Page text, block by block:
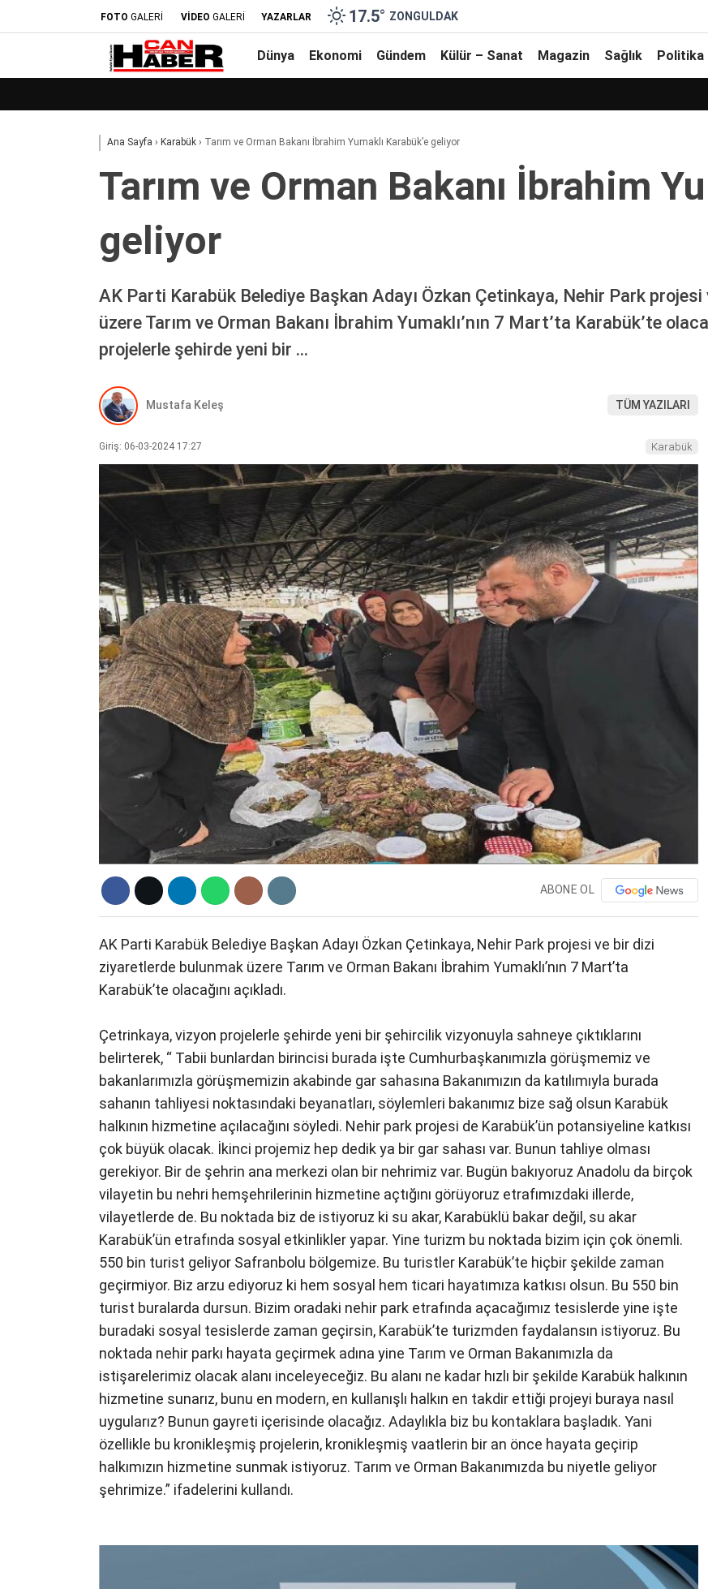
FOTO GALERİ VİDEO GALERİ YAZARLAR 17.5° ZONGULDAK
Dünya Ekonomi Gündem Külür – Sanat Magazin Sağlık Politika
Ana Sayfa › Karabük › Tarım ve Orman Bakanı İbrahim Yumaklı Karabük’e geliyor
Tarım ve Orman Bakanı İbrahim
geliyor
AK Parti Karabük Belediye Başkan Adayı Özkan Çetinkaya, Nehir Park
üzere Tarım ve Orman Bakanı İbrahim Yumaklı’nın 7 Mart’ta Karabük’te
projelerle şehirde yeni bir …
Mustafa Keleş TÜM YAZILARI
Giriş: 06-03-2024 17:27 Karabük
ABONE OL
AK Parti Karabük Belediye Başkan Adayı Özkan Çetinkaya, Nehir Park projesi ve bir dizi
ziyaretlerde bulunmak üzere Tarım ve Orman Bakanı İbrahim Yumaklı’nın 7 Mart’ta
Karabük’te olacağını açıkladı.
Çetrinkaya, vizyon projelerle şehirde yeni bir şehircilik vizyonuyla sahneye çıktıklarını
belirterek, “ Tabii bunlardan birincisi burada işte Cumhurbaşkanımızla görüşmemiz ve
bakanlarımızla görüşmemizin akabinde gar sahasına Bakanımızın da katılımıyla burada
sahanın tahliyesi noktasındaki beyanatları, söylemleri bakanımız bize sağ olsun Karabük
halkının hizmetine açılacağını söyledi. Nehir park projesi de Karabük’ün potansiyeline katkısı
çok büyük olacak. İkinci projemiz hep dedik ya bir gar sahası var. Bunun tahliye olması
gerekiyor. Bir de şehrin ana merkezi olan bir nehrimiz var. Bugün bakıyoruz Anadolu da birçok
vilayetin bu nehri hemşehrilerinin hizmetine açtığını görüyoruz etrafımızdaki illerde,
vilayetlerde de. Bu noktada biz de istiyoruz ki su akar, Karabüklü bakar değil, su akar
Karabük’ün etrafında sosyal etkinlikler yapar. Yine turizm bu noktada bizim için çok önemli.
550 bin turist geliyor Safranbolu bölgemize. Bu turistler Karabük’te hiçbir şekilde zaman
geçirmiyor. Biz arzu ediyoruz ki hem sosyal hem ticari hayatımıza katkısı olsun. Bu 550 bin
turist buralarda dursun. Bizim oradaki nehir park etrafında açacağımız tesislerde yine işte
buradaki sosyal tesislerde zaman geçirsin, Karabük’te turizmden faydalansın istiyoruz. Bu
noktada nehir parkı hayata geçirmek adına yine Tarım ve Orman Bakanımızla da
istişarelerimiz olacak alanı inceleyeceğiz. Bu alanı ne kadar hızlı bir şekilde Karabük halkının
hizmetine sunarız, bunu en modern, en kullanışlı halkın en takdir ettiği projeyi buraya nasıl
uygularız? Bunun gayreti içerisinde olacağız. Adaylıkla biz bu kontaklara başladık. Yani
özellikle bu kronikleşmiş projelerin, kronikleşmiş vaatlerin bir an önce hayata geçirip
halkımızın hizmetine sunmak istiyoruz. Tarım ve Orman Bakanımızda bu niyetle geliyor
şehrimize.” ifadelerini kullandı.